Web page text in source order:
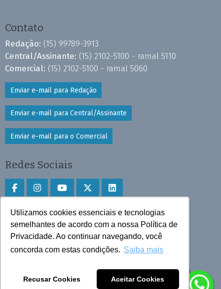
Utilizamos cookies essenciais e tecnologias
semelhantes de acordo com a nossa Política de
Privacidade. Ao continuar navegando, você
concorda com estas condições. Saiba mais
Recusar Cookies Aceitar Cookies
Contato
Redação: (15) 99789-3913
Central/Assinante: (15) 2102-5100 - ramal 5110
Comercial: (15) 2102-5100 - ramal 5060
Enviar e-mail para Redação
Enviar e-mail para Central/Assinante
Enviar e-mail para o Comercial
Redes Sociais
Faça download do aplicativo
Play Store e App Store
Todos os direitos reservados © 2025 Cruzeiro do Sul